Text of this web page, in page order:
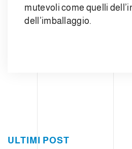
mutevoli come quelli
dell’imballaggio.
ULTIMI POST